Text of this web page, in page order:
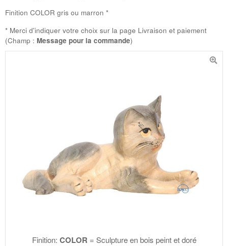
Finition COLOR gris ou marron *
* Merci d'indiquer votre choix sur la page Livraison et paiement
(Champ : Message pour la commande)
Finition: COLOR = Sculpture en bois peint et doré